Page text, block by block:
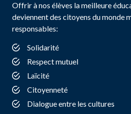
Offrir à nos élèves la meilleure
deviennent des citoyens du monde
responsables:
Solidarité
Respect mutuel
Laïcité
Citoyenneté
Dialogue entre les cultures